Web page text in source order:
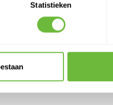
Statistieken
zijn van toepassing.